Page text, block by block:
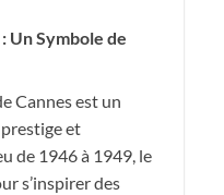
Un Symbole de
Cannes est un
et
de 1946 à 1949, le
s’inspirer des